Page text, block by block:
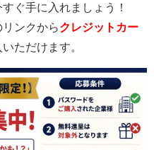
ぐ手に入れましょう！
リンクからクレジットカー
ただけます。